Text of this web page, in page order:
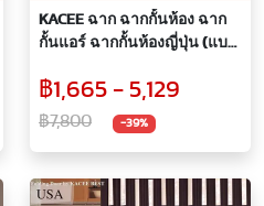
KACEE ฉาก ฉากกั้นห้อง ฉาก
กั้นแอร์ ฉากกั้นห้องญี่ปุ่น (แบบ
กระจกลายใบเมเปิ้ล (พรีออเด
อร์ 7 วัน)
฿1,665 - 5,129
฿7,800 -39%